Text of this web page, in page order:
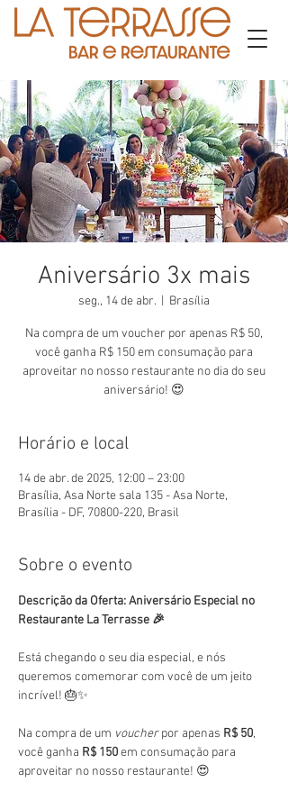
Aniversário 3x mais
seg., 14 de abr. Brasília
Na compra de um voucher por apenas R$ 50,
você ganha R$ 150 em consumação para
aproveitar no nosso restaurante no dia do seu
aniversário! 😍
Horário e local
14 de abr. de 2025, 12:00 – 23:00
Brasília, Asa Norte sala 135 - Asa Norte,
Brasília - DF, 70800-220, Brasil
Sobre o evento
Descrição da Oferta: Aniversário Especial no
Restaurante La Terrasse 🎉
Está chegando o seu dia especial, e nós
queremos comemorar com você de um jeito
incrível! 🎂✨
Na compra de um voucher por apenas R$ 50,
você ganha R$ 150 em consumação para
aproveitar no nosso restaurante! 😍